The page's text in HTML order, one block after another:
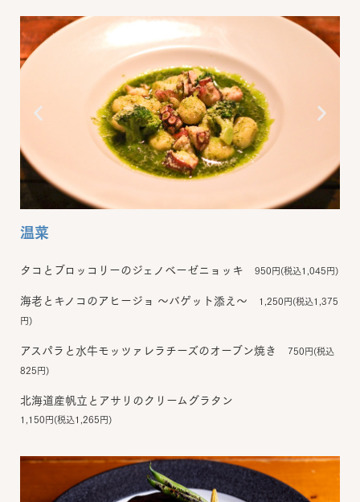
温菜
タコとブロッコリーのジェノベーゼニョッキ 950円(税込1,045円)
海老とキノコのアヒージョ ～バゲット添え～
1,250円(税込1,375
円)
アスパラと水牛モッツァレラチーズのオーブン焼き
750円(税込
825円)
北海道産帆立とアサリのクリームグラタン
1,150円(税込1,265円)